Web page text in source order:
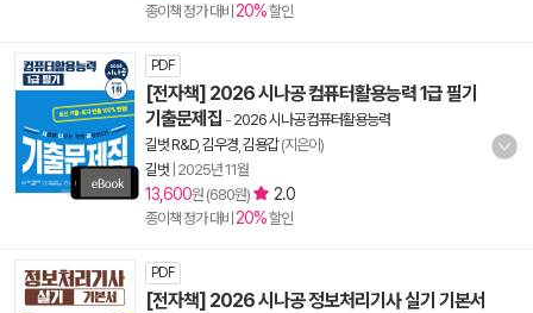
종이책 정가 대비 20%할인
PDF
[전자책] 2026 시나공 컴퓨터활용능력 1급 필기
기출문제집 - 2026 시나공 컴퓨터활용능력
길벗 R&D, 김우경 김용갑(지은이)
길벗 2025년 11월
13,600원 (680원) 2.0
종이책 정가 대비 20%할인
PDF
[전자책] 2026 시나공 정보처리기사 실기 기본서